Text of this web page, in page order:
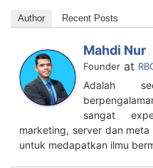
Author Recent Posts
Mahdi Nur
Founder at
Adalah
sangat
marketing, server dan
untuk medapatkan ilmu